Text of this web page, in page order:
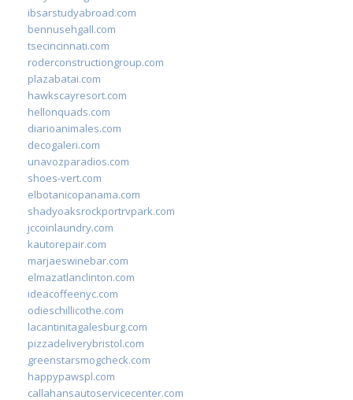
ibsarstudyabroad.com
bennusehgall.com
tsecincinnati.com
roderconstructiongroup.com
plazabatai.com
hawkscayresort.com
hellonquads.com
diarioanimales.com
decogaleri.com
unavozparadios.com
shoes-vert.com
elbotanicopanama.com
shadyoaksrockportrvpark.com
jccoinlaundry.com
kautorepair.com
marjaeswinebar.com
elmazatlanclinton.com
ideacoffeenyc.com
odieschillicothe.com
lacantinitagalesburg.com
pizzadeliverybristol.com
greenstarsmogcheck.com
happypawspl.com
callahansautoservicecenter.com